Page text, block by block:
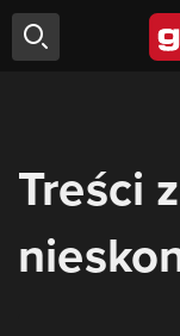
Treści